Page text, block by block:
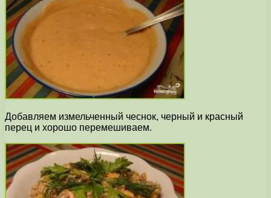
Добавляем измельченный чеснок, черный и красный
перец и хорошо перемешиваем.